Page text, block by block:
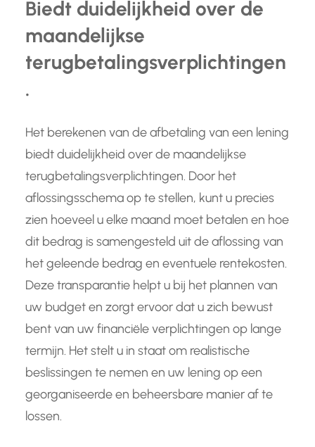
Biedt duidelijkheid over de
maandelijkse
terugbetalingsverplichtingen
.
Het berekenen van de afbetaling van een lening
biedt duidelijkheid over de maandelijkse
terugbetalingsverplichtingen. Door het
aflossingsschema op te stellen, kunt u precies
zien hoeveel u elke maand moet betalen en hoe
dit bedrag is samengesteld uit de aflossing van
het geleende bedrag en eventuele rentekosten.
Deze transparantie helpt u bij het plannen van
uw budget en zorgt ervoor dat u zich bewust
bent van uw financiële verplichtingen op lange
termijn. Het stelt u in staat om realistische
beslissingen te nemen en uw lening op een
georganiseerde en beheersbare manier af te
lossen.